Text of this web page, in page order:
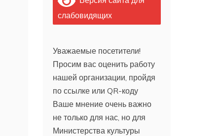
слабовидящих
Уважаемые посетители!
Просим вас оценить работу
нашей организации, пройдя
по ссылке или QR-коду
Ваше мнение очень важно
не только для нас, но для
Министерства культуры